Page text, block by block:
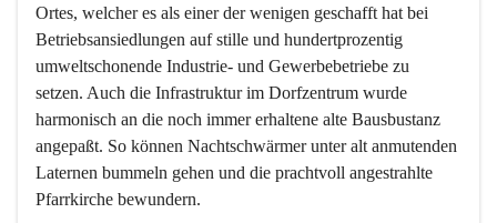
Ortes, welcher es als einer der wenigen geschafft hat bei
Betriebsansiedlungen auf stille und hundertprozentig
umweltschonende Industrie- und Gewerbebetriebe zu
setzen. Auch die Infrastruktur im Dorfzentrum wurde
harmonisch an die noch immer erhaltene alte Bausbustanz
angepaßt. So können Nachtschwärmer unter alt anmutenden
Laternen bummeln gehen und die prachtvoll angestrahlte
Pfarrkirche bewundern.